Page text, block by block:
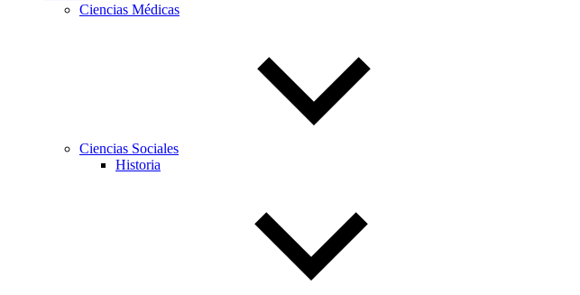
Ciencias Médicas
Ciencias Sociales
Historia